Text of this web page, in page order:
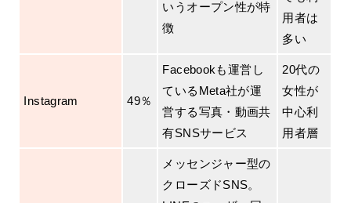
いうオープン性が特
徴
用者は
多い
Instagram 49％
Facebookも運営し
ているMeta社が運
営する写真・動画共
有SNSサービス
20代の
女性が
中心利
用者層
メッセンジャー型の
クローズドSNS。